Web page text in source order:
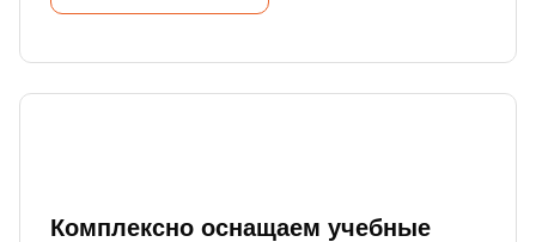
Комплексно оснащаем учебные